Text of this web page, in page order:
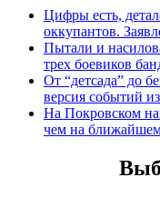
Цифры есть,
оккупантов.
Пытали и
трех боевиков
От “детсада” до
версия событий
На Покровском
чем на